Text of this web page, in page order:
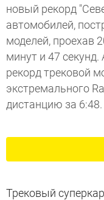
новый рекорд
автомобилей,
моделей, проехав
минут и 47
рекорд трековой
экстремального
дистанцию за 6:48.
Трековый